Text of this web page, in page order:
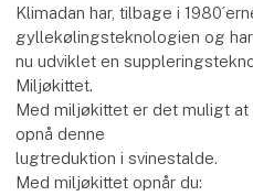
Klimadan har, tilbage i
gyllekølingsteknologien og har
nu udviklet en
Miljøkittet.
Med miljøkittet er det muligt
opnå denne
lugtreduktion i svinestalde.
Med miljøkittet opnår du: